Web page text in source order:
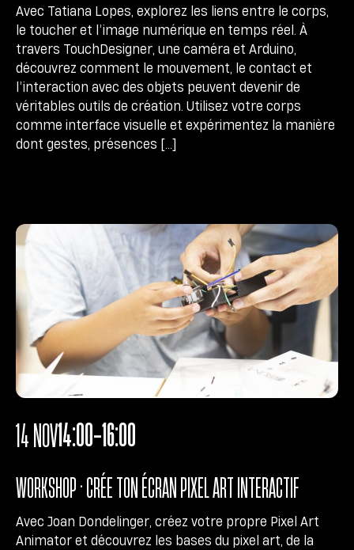
Avec Tatiana Lopes, explorez les liens entre le corps,
le toucher et l’image numérique en temps réel. À
travers TouchDesigner, une caméra et Arduino,
découvrez comment le mouvement, le contact et
l’interaction avec des objets peuvent devenir de
véritables outils de création. Utilisez votre corps
comme interface visuelle et expérimentez la manière
dont gestes, présences […]
WORKSHOP • CRÉE TON ÉCRAN PIXEL ART INTERACTIF
Avec Joan Dondelinger, créez votre propre Pixel Art
Animator et découvrez les bases du pixel art, de la
14 NOV14:00-16:00